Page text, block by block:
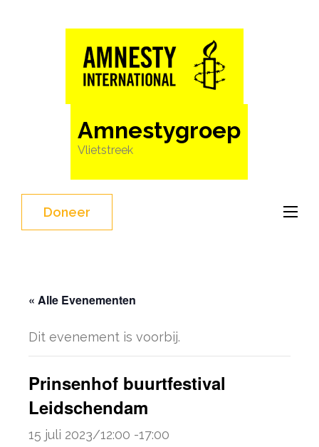
Amnestygroep
Vlietstreek
Doneer
« Alle Evenementen
Dit evenement is voorbij.
Prinsenhof buurtfestival
Leidschendam
15 juli 2023/12:00 -17:00